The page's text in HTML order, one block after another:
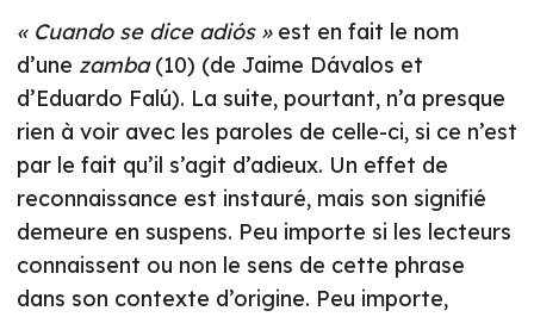
« Cuando se dice adiós »est en fait le nom
d’une zamba(10) (de Jaime Dávalos et
d’Eduardo Falú). La suite, pourtant, n’a presque
rien à voir avec les paroles de celle-ci, si ce n’est
par le fait qu’il s’agit d’adieux. Un effet de
reconnaissance est instauré, mais son signifié
demeure en suspens. Peu importe si les lecteurs
connaissent ou non le sens de cette phrase
dans son contexte d’origine. Peu importe,